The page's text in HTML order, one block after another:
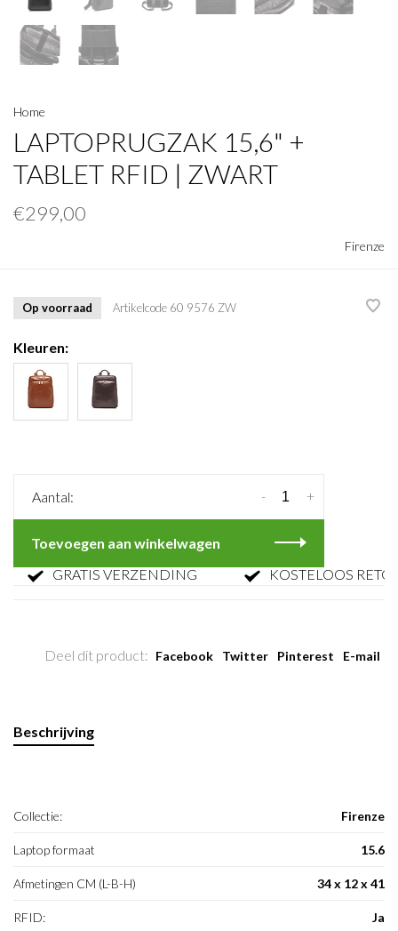
Home
LAPTOPRUGZAK 15,6" +
TABLET RFID | ZWART
€299,00
Firenze
Op voorraad Artikelcode 60 9576 ZW
Kleuren:
Aantal: +
-
Toevoegen aan winkelwagen
GRATIS VERZENDING
KOSTELOOS
Deel dit product: Facebook Twitter Pinterest E-mail
Beschrijving
Collectie: Firenze
Laptop formaat 15.6
Afmetingen CM (L-B-H) 34 x 12 x 41
RFID: Ja